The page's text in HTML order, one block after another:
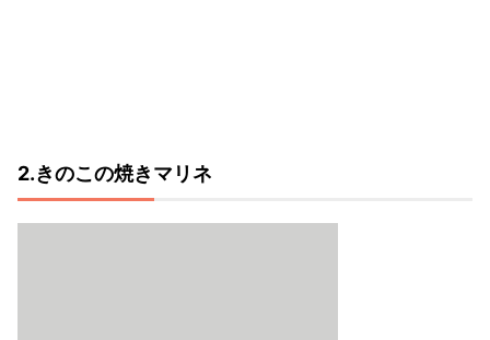
2.きのこの焼きマリネ